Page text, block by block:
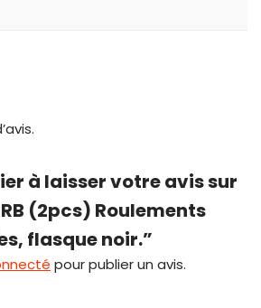
à laisser votre avis sur
RB (2pcs) Roulements
flasque noir.”
pour publier un avis.